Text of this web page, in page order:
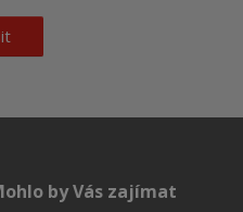
by Vás zajímat